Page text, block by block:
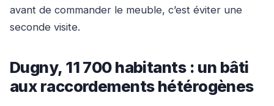
avant de commander le meuble, c’est éviter une
seconde visite.
Dugny, 11 700 habitants : un bâti
aux raccordements hétérogènes